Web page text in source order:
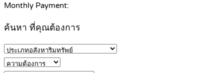
Monthly Payment:
ค้นหา ที่คุณต้องการ